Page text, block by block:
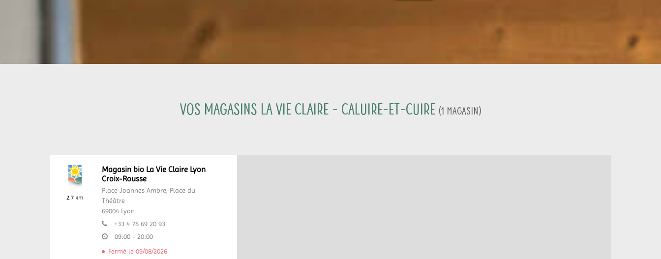
Vos magasins La Vie Claire - Caluire-et-Cuire (1 Magasin)
2.7 km
Magasin bio La Vie Claire Lyon
Croix-Rousse
Place Joannes Ambre, Place du
Théâtre
69004 Lyon
+33 4 78 69 20 93
09:00 - 20:00
Fermé le 09/08/2026